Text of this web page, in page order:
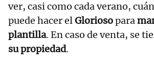
ver, casi como cada verano,
puede hacer elGloriosopara
plantilla. En caso de venta, se
su propiedad.